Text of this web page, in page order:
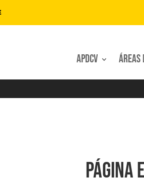
APDCV
Página